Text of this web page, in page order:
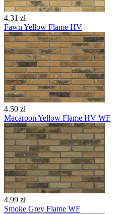
4.31 zł
Fawn Yellow Flame HV
4.50 zł
Macaroon Yellow Flame HV WF
4.99 zł
Smoke Grey Flame WF